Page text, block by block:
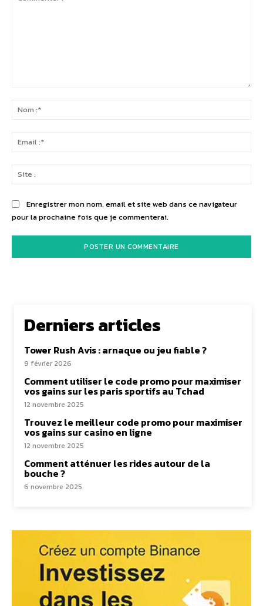
Enregistrer mon nom, email et site web dans ce navigateur
pour la prochaine fois que je commenterai.
Derniers articles
Tower Rush Avis : arnaque ou jeu fiable ?
9 février 2026
Comment utiliser le code promo pour maximiser
vos gains sur les paris sportifs au Tchad
12 novembre 2025
Trouvez le meilleur code promo pour maximiser
vos gains sur casino en ligne
12 novembre 2025
Comment atténuer les rides autour de la
bouche ?
6 novembre 2025